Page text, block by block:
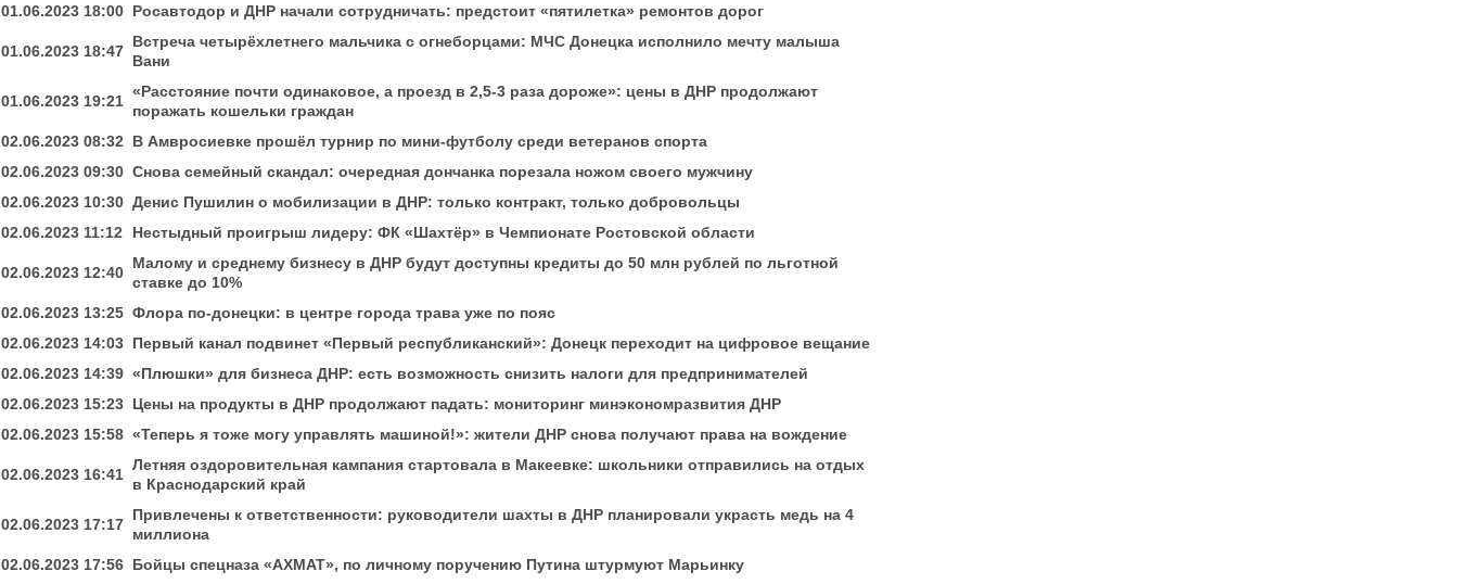
01.06.2023 18:00 Росавтодор и ДНР начали сотрудничать: предстоит «пятилетка» ремонтов дорог
01.06.2023 18:47
Встреча четырёхлетнего мальчика с огнеборцами: МЧС Донецка исполнило мечту малыша
Вани
01.06.2023 19:21
«Расстояние почти одинаковое, а проезд в 2,5-3 раза дороже»: цены в ДНР продолжают
поражать кошельки граждан
02.06.2023 08:32
В Амвросиевке прошёл турнир по мини-футболу среди ветеранов спорта
02.06.2023 09:30 Снова семейный скандал: очередная дончанка порезала ножом своего мужчину
02.06.2023 10:30 Денис Пушилин о мобилизации в ДНР: только контракт, только добровольцы
02.06.2023 11:12
Нестыдный проигрыш лидеру: ФК «Шахтёр» в Чемпионате Ростовской области
02.06.2023 12:40
Малому и среднему бизнесу в ДНР будут доступны кредиты до 50 млн рублей по льготной
ставке до 10%
02.06.2023 13:25 Флора по-донецки: в центре города трава уже по пояс
02.06.2023 14:03 Первый канал подвинет «Первый республиканский»: Донецк переходит на цифровое вещание
02.06.2023 14:39 «Плюшки» для бизнеса ДНР: есть возможность снизить налоги для предпринимателей
02.06.2023 15:23 Цены на продукты в ДНР продолжают падать: мониторинг минэкономразвития ДНР
02.06.2023 15:58 «Теперь я тоже могу управлять машиной!»: жители ДНР снова получают права на вождение
02.06.2023 16:41
Летняя оздоровительная кампания стартовала в Макеевке: школьники отправились на отдых
в Краснодарский край
02.06.2023 17:17
Привлечены к ответственности: руководители шахты в ДНР планировали украсть медь на 4
миллиона
02.06.2023 17:56 Бойцы спецназа «АХМАТ», по личному поручению Путина штурмуют Марьинку